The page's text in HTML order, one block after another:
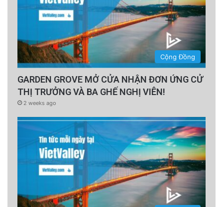
Cộng Đồng
GARDEN GROVE MỞ CỬA NHẬN ĐƠN ỨNG CỬ
THỊ TRƯỞNG VÀ BA GHẾ NGHỊ VIÊN!
2 weeks ago